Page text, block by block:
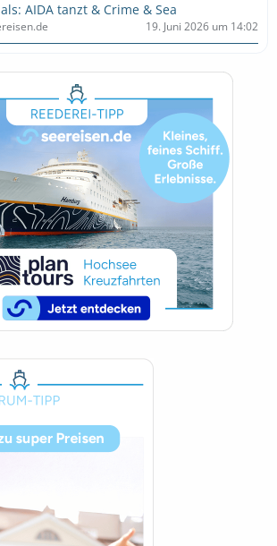
AIDA tanzt & Crime & Sea
19. Juni 2026 um 14:02